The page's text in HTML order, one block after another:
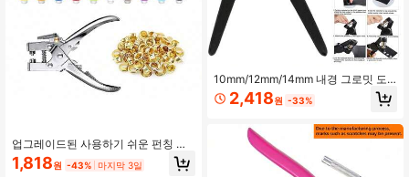
업그레이드된 사용하기 쉬운 펀칭 플
라이어, 400개 3/16인치 금속 아일렛
포함, 아일렛 펀칭 도구 포함, 가죽 벨
1,818원 -43% 마지막 3일
10mm/12mm/14mm 내경 그로밋 도
구 키트 휴대용 구멍 펀치 플라이어 휴
대용 아일렛 리벳 핸드 머신 수동 펀처
2,418원 -33%